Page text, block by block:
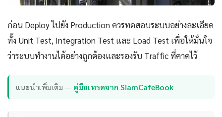
ก่อน Deploy ไปยัง Production ควรทดสอบระบบอย่างละเอียด
ทั้ง Unit Test, Integration Test และ Load Test เพื่อให้มั่นใจ
ว่าระบบทำงานได้อย่างถูกต้องและรองรับ Traffic ที่คาดไว้
แนะนำเพิ่มเติม — คู่มือเทรดจาก SiamCafeBook